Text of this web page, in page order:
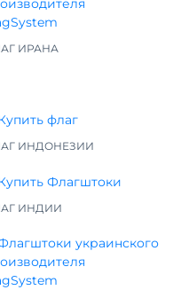
ИРАНА
ИНДОНЕЗИИ
ИНДИИ